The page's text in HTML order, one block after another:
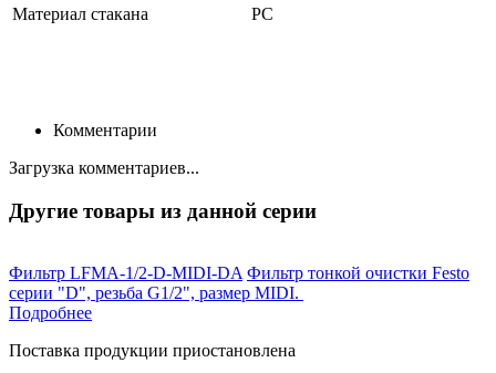
Материал стакана
PC
Комментарии
Загрузка комментариев...
Другие товары из данной серии
Фильтр LFMA-1/2-D-MIDI-DA Фильтр тонкой очистки Festo
серии "D", резьба G1/2", размер MIDI.
Подробнее
Поставка продукции приостановлена